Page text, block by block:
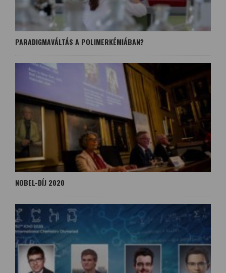
PARADIGMAVÁLTÁS A POLIMERKÉMIÁBAN?
NOBEL-DÍJ 2020